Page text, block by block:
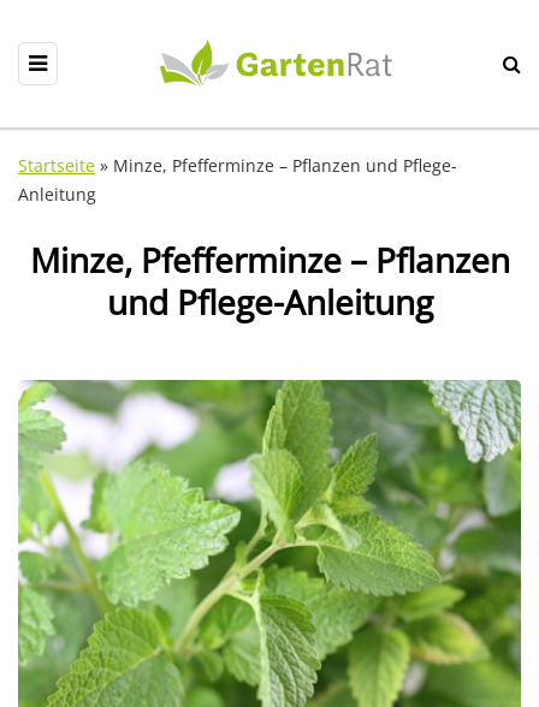
Startseite » Minze, Pfefferminze – Pflanzen und Pflege-
Anleitung
Minze, Pfefferminze – Pflanzen
und Pflege-Anleitung